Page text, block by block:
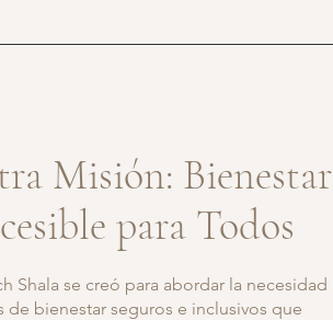
Misión: Bienestar
para Todos
Shala se creó para abordar la necesidad
de bienestar seguros e inclusivos que